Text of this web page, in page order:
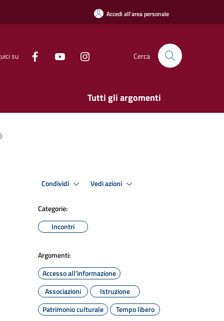
Accedi all'area personale
su Cerca
Tutti gli argomenti
Condividi Vedi azioni
Categorie:
Incontri
Argomenti:
Accesso all'informazione
Associazioni
Istruzione
Patrimonio culturale
Tempo libero